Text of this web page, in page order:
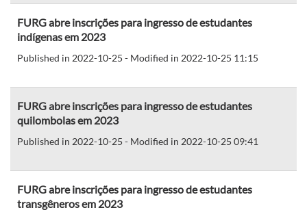
FURG abre inscrições para ingresso de estudantes
indígenas em 2023
Published in 2022-10-25 - Modified in 2022-10-25 11:15
FURG abre inscrições para ingresso de estudantes
quilombolas em 2023
Published in 2022-10-25 - Modified in 2022-10-25 09:41
FURG abre inscrições para ingresso de estudantes
transgêneros em 2023